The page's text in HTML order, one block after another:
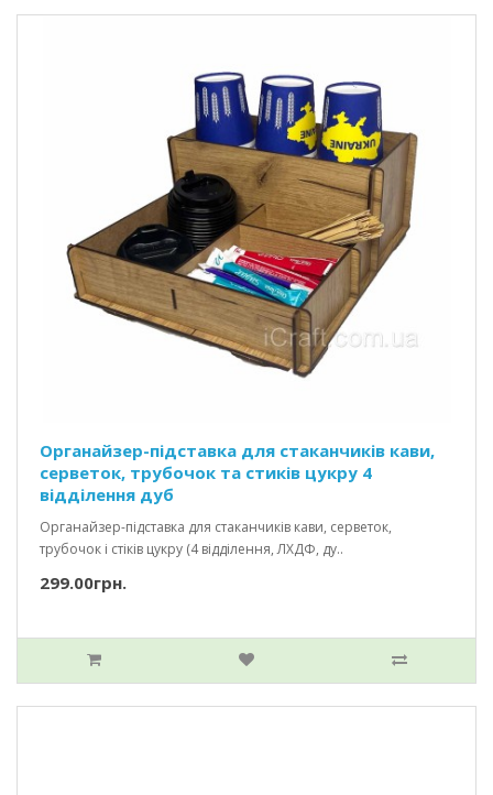
Органайзер-підставка для стаканчиків кави,
серветок, трубочок та стиків цукру 4
відділення дуб
Органайзер-підставка для стаканчиків кави, серветок,
трубочок і стіків цукру (4 відділення, ЛХДФ, ду..
299.00грн.